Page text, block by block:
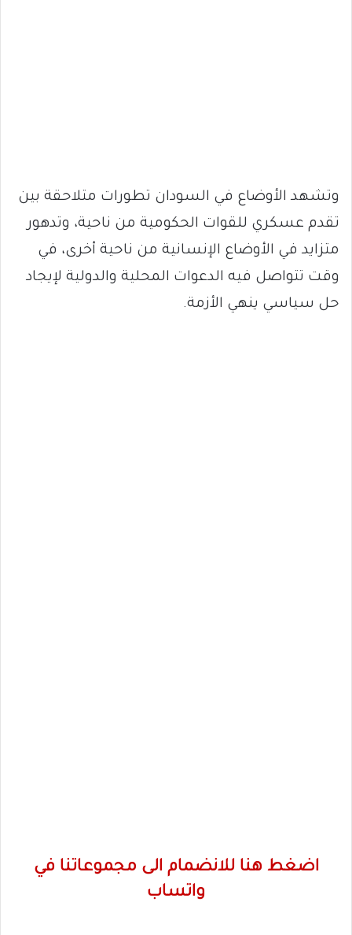
وتشهد الأوضاع في السودان تطورات متلاحقة بين
تقدم عسكري للقوات الحكومية من ناحية، وتدهور
متزايد في الأوضاع الإنسانية من ناحية أخرى، في
وقت تتواصل فيه الدعوات المحلية والدولية لإيجاد
حل سياسي ينهي الأزمة.
اضغط هنا للانضمام الى مجموعاتنا في
واتساب